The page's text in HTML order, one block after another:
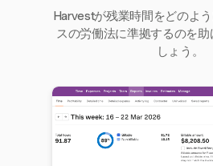
Harvestが残業時間をどのよ
スの労働法に準拠するのを助
しょう。